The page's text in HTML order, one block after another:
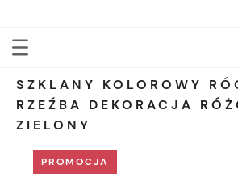
SZKLANY KOLOROWY
RZEŹBA DEKORACJA
ZIELONY
PROMOCJA